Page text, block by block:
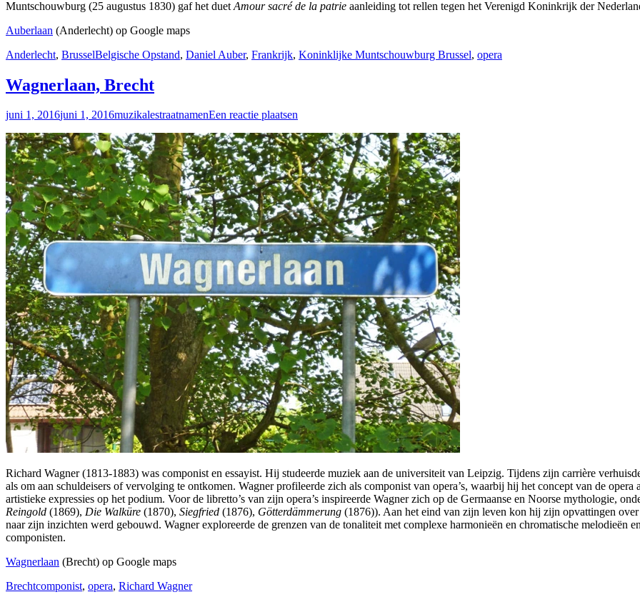
Muntschouwburg (25 augustus 1830) gaf het duet Amour sacré de la patrie aanleiding tot rellen tegen het Verenigd Koninkrijk der
Auberlaan (Anderlecht) op Google maps
Anderlecht, BrusselBelgische Opstand, Daniel Auber, Frankrijk, Koninklijke Muntschouwburg Brussel, opera
Wagnerlaan, Brecht
juni 1, 2016juni 1, 2016muzikalestraatnamenEen reactie plaatsen
Richard Wagner (1813-1883) was componist en essayist. Hij studeerde muziek aan de universiteit van Leipzig. Tijdens zijn carrière
als om aan schuldeisers of vervolging te ontkomen. Wagner profileerde zich als componist van opera’s, waarbij hij het concept van de opera
artistieke expressies op het podium. Voor de libretto’s van zijn opera’s inspireerde Wagner zich op de Germaanse en Noorse mythologie,
Reingold (1869), Die Walküre (1870), Siegfried (1876), Götterdämmerung (1876)). Aan het eind van zijn leven kon hij zijn opvattingen
naar zijn inzichten werd gebouwd. Wagner exploreerde de grenzen van de tonaliteit met complexe harmonieën en chromatische melodieën
componisten.
Wagnerlaan (Brecht) op Google maps
Brechtcomponist, opera, Richard Wagner